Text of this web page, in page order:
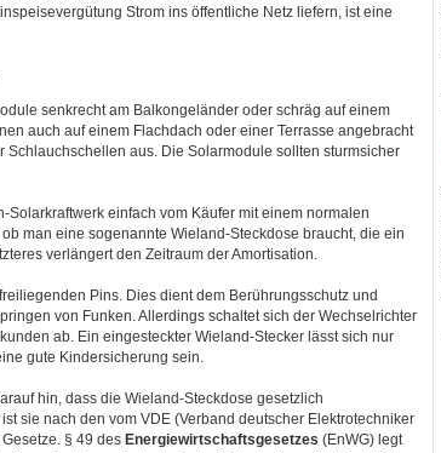
Strom ins öffentliche Netz liefern, ist eine
senkrecht am Balkongeländer oder schräg auf einem
auch auf einem Flachdach oder einer Terrasse angebracht
aus. Die Solarmodule sollten sturmsicher
einfach vom Käufer mit einem normalen
man eine sogenannte Wieland-Steckdose braucht, die ein
verlängert den Zeitraum der Amortisation.
Pins. Dies dient dem Berührungsschutz und
von Funken. Allerdings schaltet sich der Wechselrichter
ab. Ein eingesteckter Wieland-Stecker lässt sich nur
gute Kindersicherung sein.
hin, dass die Wieland-Steckdose gesetzlich
sie nach den vom VDE (Verband deutscher Elektrotechniker
§ 49 des Energiewirtschaftsgesetzes (EnWG) legt